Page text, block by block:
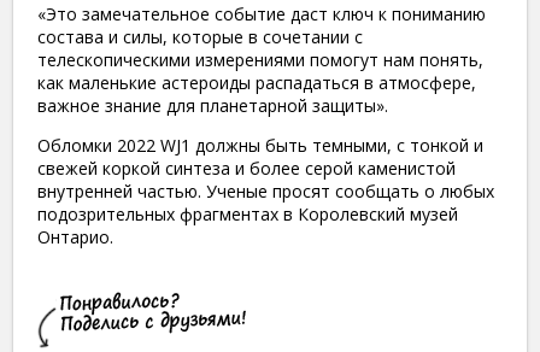
«Это замечательное событие даст ключ к пониманию
состава и силы, которые в сочетании с
телескопическими измерениями помогут нам понять,
как маленькие астероиды распадаться в атмосфере,
важное знание для планетарной защиты».
Обломки 2022 WJ1 должны быть темными, с тонкой и
свежей коркой синтеза и более серой каменистой
внутренней частью. Ученые просят сообщать о любых
подозрительных фрагментах в Королевский музей
Онтарио.